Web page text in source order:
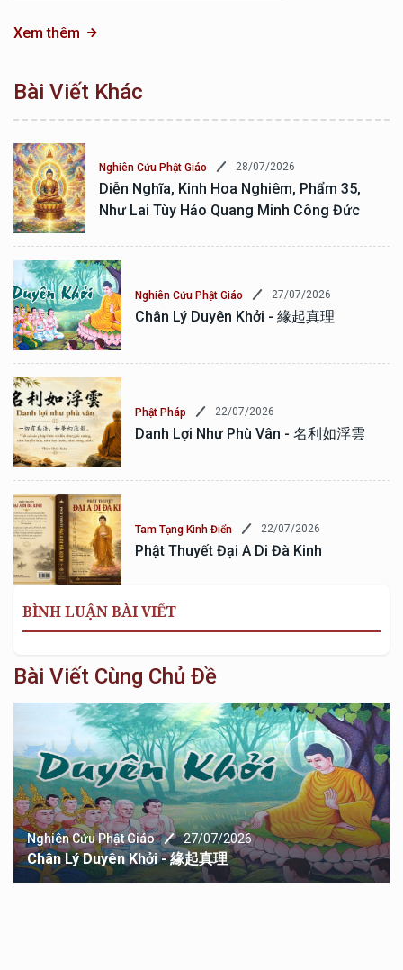
Xem thêm
Bài Viết Khác
Nghiên Cứu Phật Giáo 28/07/2026
Diễn Nghĩa, Kinh Hoa Nghiêm, Phẩm 35,
Như Lai Tùy Hảo Quang Minh Công Đức
Nghiên Cứu Phật Giáo 27/07/2026
Chân Lý Duyên Khởi - 緣起真理
Phật Pháp 22/07/2026
Danh Lợi Như Phù Vân - 名利如浮雲
Tam Tạng Kinh Điển 22/07/2026
Phật Thuyết Đại A Di Đà Kinh
BÌNH LUẬN BÀI VIẾT
Bài Viết Cùng Chủ Đề
Nghiên Cứu Phật Giáo 27/07/2026
Chân Lý Duyên Khởi - 緣起真理